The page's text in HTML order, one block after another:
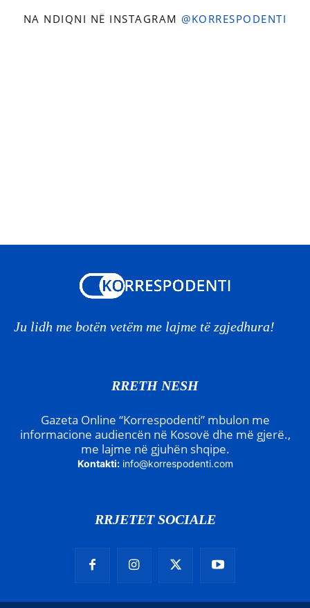
NA NDIQNI NË INSTAGRAM @KORRESPODENTI
Ju lidh me botën vetëm me lajme të zgjedhura!
RRETH NESH
Gazeta Online “Korrespodenti” mbulon me
informacione audiencën në Kosovë dhe më gjerë.,
me lajme në gjuhën shqipe.
Kontakti: info@korrespodenti.com
RRJETET SOCIALE